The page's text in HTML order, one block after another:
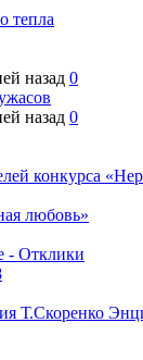
тепла
назад 0
назад 0
конкурса
любовь»
- Отклики
Т.Скоренко